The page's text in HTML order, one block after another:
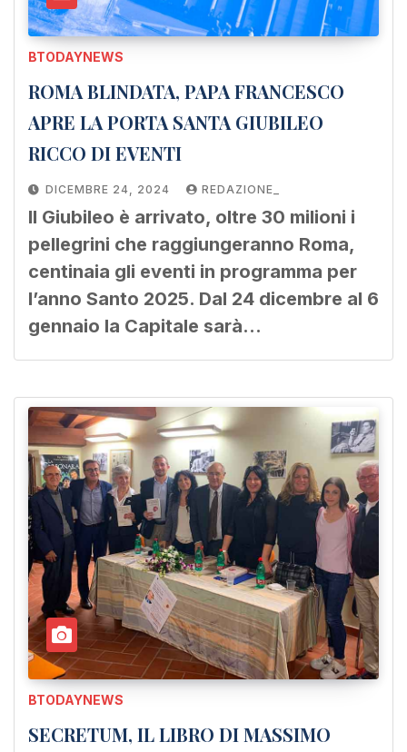
BTODAYNEWS
ROMA BLINDATA, PAPA FRANCESCO
APRE LA PORTA SANTA GIUBILEO
RICCO DI EVENTI
DICEMBRE 24, 2024 REDAZIONE_
Il Giubileo è arrivato, oltre 30 milioni i
pellegrini che raggiungeranno Roma,
centinaia gli eventi in programma per
l’anno Santo 2025. Dal 24 dicembre al 6
gennaio la Capitale sarà…
BTODAYNEWS
SECRETUM, IL LIBRO DI MASSIMO